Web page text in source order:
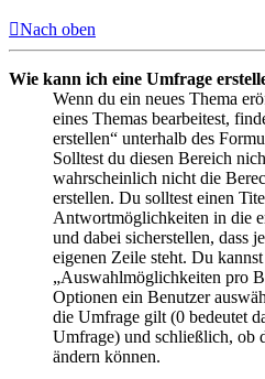
Nach oben
Wie kann ich eine Umfrage
Wenn du ein neues Thema
eines Themas bearbeitest,
erstellen“ unterhalb des
Solltest du diesen Bereich
wahrscheinlich nicht die
erstellen. Du solltest einen
Antwortmöglichkeiten in die
und dabei sicherstellen, dass
eigenen Zeile steht. Du
„Auswahlmöglichkeiten pro
Optionen ein Benutzer
die Umfrage gilt (0 bedeutet
Umfrage) und schließlich, ob
ändern können.